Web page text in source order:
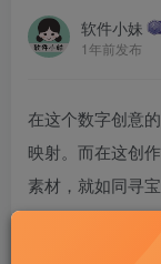
软件小妹
1年前发布
在这个数字创意
映射。而在这创
素材，就如同寻
让我们一起揭开
面纱，它们是设